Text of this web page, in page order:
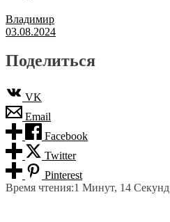
Владимир
03.08.2024
Поделиться
VK
Email
Facebook
Twitter
Pinterest
Время чтения:1 Минут, 14 Секунд